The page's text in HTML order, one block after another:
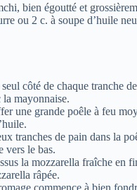
bien égoutté et
ou 2 c. à soupe d’huile
côté de chaque tranche
mayonnaise.
une grande poêle à feu
tranches de pain dans la
vers le bas.
la mozzarella fraîche en
râpée.